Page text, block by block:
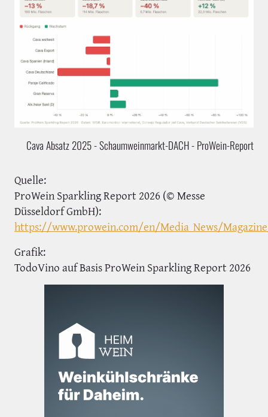
Cava Absatz 2025 - Schaumweinmarkt-DACH - ProWein-Report
Quelle:
ProWein Sparkling Report 2026 (© Messe
Düsseldorf GmbH):
https://www.prowein.com/en/Media_News/
Grafik:
TodoVino auf Basis ProWein Sparkling Report 2026